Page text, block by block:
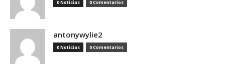
0 Noticias 0 Comentarios
antonywylie2
0 Noticias 0 Comentarios